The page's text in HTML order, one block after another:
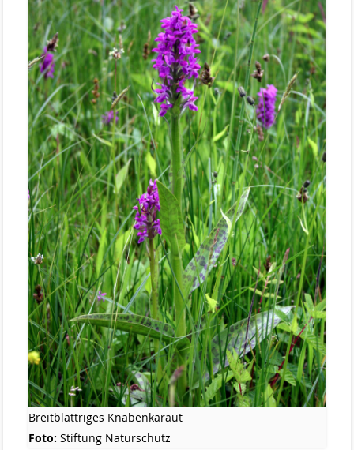
Stemweder Berg
Obstwiese „Auf den Bröken“
Sortenliste/Pflanzplan
Entwicklung von Obstwiesen in NW-
Deutschland
Heideentwicklung
Schulexkursionen
Projektdokumentation
Wildblumenprogramm
Veröffentlichungen
Naturschätze im Landkreis Diepholz
Fliegende Edelsteine
Projekte
ab 2023 MOOSland
ab 2022 PALUDIfarming
Breitblättriges Knabenkaraut
Foto: Stiftung Naturschutz